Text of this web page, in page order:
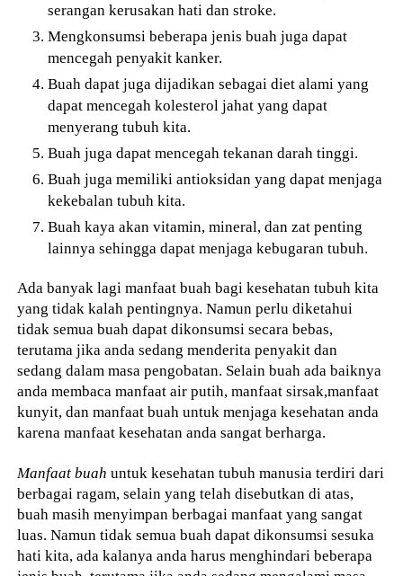
serangan kerusakan hati dan stroke.
Mengkonsumsi beberapa jenis buah juga dapat
mencegah penyakit kanker.
Buah dapat juga dijadikan sebagai diet alami yang
dapat mencegah kolesterol jahat yang dapat
menyerang tubuh kita.
Buah juga dapat mencegah tekanan darah tinggi.
Buah juga memiliki antioksidan yang dapat menjaga
kekebalan tubuh kita.
Buah kaya akan vitamin, mineral, dan zat penting
lainnya sehingga dapat menjaga kebugaran tubuh.
Ada banyak lagi manfaat buah bagi kesehatan tubuh kita
yang tidak kalah pentingnya. Namun perlu diketahui
tidak semua buah dapat dikonsumsi secara bebas,
terutama jika anda sedang menderita penyakit dan
sedang dalam masa pengobatan. Selain buah ada baiknya
anda membaca manfaat air putih, manfaat sirsak,manfaat
kunyit, dan manfaat buah untuk menjaga kesehatan anda
karena manfaat kesehatan anda sangat berharga.
Manfaat buah untuk kesehatan tubuh manusia terdiri dari
berbagai ragam, selain yang telah disebutkan di atas,
buah masih menyimpan berbagai manfaat yang sangat
luas. Namun tidak semua buah dapat dikonsumsi sesuka
hati kita, ada kalanya anda harus menghindari beberapa